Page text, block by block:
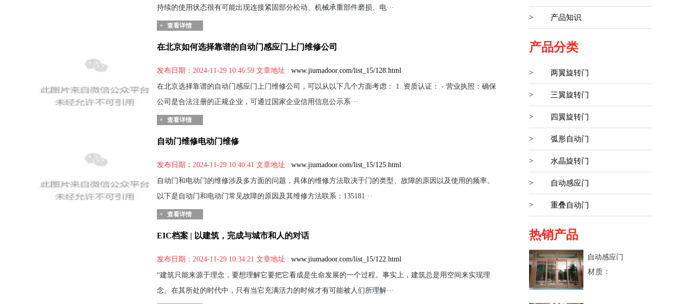
持续的使用状态很有可能出现连接紧固部分松动、机械承重部件磨损、电···
+ 查看详情
在北京如何选择靠谱的自动门感应门上门维修公司
发布日期：2024-11-29 10:46:59 文章地址 : www.jiumadoor.com/list_15/128.html
在北京选择靠谱的自动门感应门上门维修公司，可以从以下几个方面考虑： 1. 资质认证： - 营业执照：确保
公司是合法注册的正规企业，可通过国家企业信用信息公示系···
+ 查看详情
自动门维修电动门维修
发布日期：2024-11-29 10:40:41 文章地址 : www.jiumadoor.com/list_15/125.html
自动门和电动门的维修涉及多方面的问题，具体的维修方法取决于门的类型、故障的原因以及使用的频率。
以下是自动门和电动门常见故障的原因及其维修方法联系：135181···
+ 查看详情
EIC档案 | 以建筑，完成与城市和人的对话
发布日期：2024-11-29 10:34:21 文章地址 : www.jiumadoor.com/list_15/122.html
“建筑只能来源于理念，要想理解它要把它看成是生命发展的一个过程。事实上，建筑总是用空间来实现理
念。在其所处的时代中，只有当它充满活力的时候才有可能被人们所理解···
> 产品知识
产品分类
> 两翼旋转门
> 三翼旋转门
> 四翼旋转门
> 弧形自动门
> 水晶旋转门
> 自动感应门
> 重叠自动门
热销产品
自动感应门
材质：